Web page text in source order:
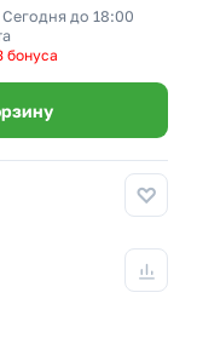
до 18:00
бонуса